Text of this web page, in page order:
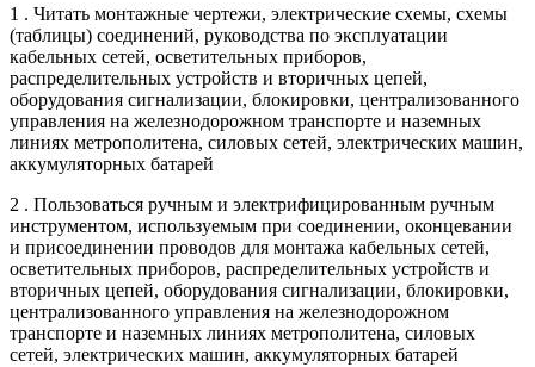
1 . Читать монтажные чертежи, электрические схемы, схемы
(таблицы) соединений, руководства по эксплуатации
кабельных сетей, осветительных приборов,
распределительных устройств и вторичных цепей,
оборудования сигнализации, блокировки, централизованного
управления на железнодорожном транспорте и наземных
линиях метрополитена, силовых сетей, электрических машин,
аккумуляторных батарей
2 . Пользоваться ручным и электрифицированным ручным
инструментом, используемым при соединении, оконцевании
и присоединении проводов для монтажа кабельных сетей,
осветительных приборов, распределительных устройств и
вторичных цепей, оборудования сигнализации, блокировки,
централизованного управления на железнодорожном
транспорте и наземных линиях метрополитена, силовых
сетей, электрических машин, аккумуляторных батарей